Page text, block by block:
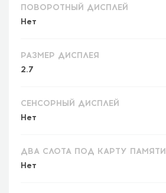
ПОВОРОТНЫЙ ДИСПЛЕЙ
Нет
РАЗМЕР ДИСПЛЕЯ
2.7
СЕНСОРНЫЙ ДИСПЛЕЙ
Нет
ДВА СЛОТА ПОД КАРТУ ПАМЯТИ
Нет